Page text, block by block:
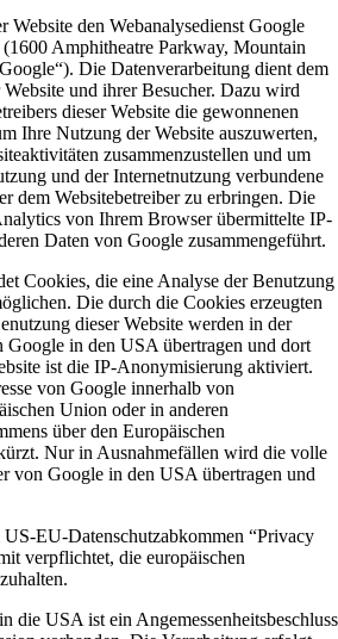
Website den Webanalysedienst Google
Amphitheatre Parkway, Mountain
Die Datenverarbeitung dient dem
und ihrer Besucher. Dazu wird
dieser Website die gewonnenen
Ihre Nutzung der Website auszuwerten,
zusammenzustellen und um
und der Internetnutzung verbundene
dem Websitebetreiber zu erbringen. Die
von Ihrem Browser übermittelte IP-
Daten von Google zusammengeführt.
Cookies, die eine Analyse der Benutzung
Die durch die Cookies erzeugten
dieser Website werden in der
Google in den USA übertragen und dort
ist die IP-Anonymisierung aktiviert.
von Google innerhalb von
Union oder in anderen
über den Europäischen
Nur in Ausnahmefällen wird die volle
von Google in den USA übertragen und
EU-Datenschutzabkommen “Privacy
verpflichtet, die europäischen
die USA ist ein Angemessenheitsbeschluss